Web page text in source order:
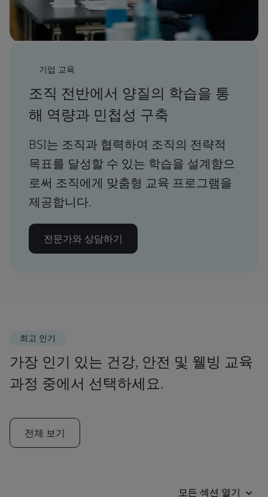
기업 교육
조직 전반에서 양질의 학습을 통
해 역량과 민첩성 구축
BSI는 조직과 협력하여 조직의 전략적
목표를 달성할 수 있는 학습을 설계함으
로써 조직에게 맞춤형 교육 프로그램을
제공합니다.
전문가와 상담하기
최고 인기
가장 인기 있는 건강, 안전 및 웰빙 교육
과정 중에서 선택하세요.
전체 보기
모든 섹션 열기